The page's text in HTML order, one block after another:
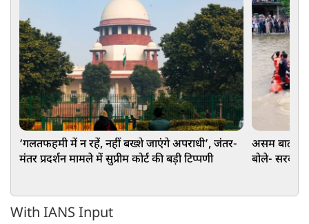
‘गलतफहमी में न रहें, नहीं बख्शे जाएंगे अपराधी’, जंतर-
मंतर प्रदर्शन मामले में सुप्रीम कोर्ट की बड़ी टिप्पणी
असम बाढ़:
बोले-
With IANS Input